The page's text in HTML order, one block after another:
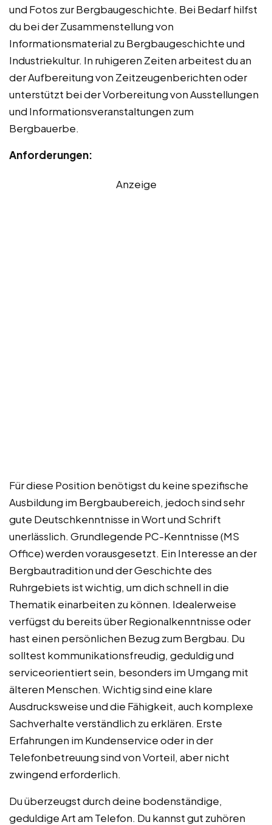
und Fotos zur Bergbaugeschichte. Bei Bedarf hilfst
du bei der Zusammenstellung von
Informationsmaterial zu Bergbaugeschichte und
Industriekultur. In ruhigeren Zeiten arbeitest du an
der Aufbereitung von Zeitzeugenberichten oder
unterstützt bei der Vorbereitung von Ausstellungen
und Informationsveranstaltungen zum
Bergbauerbe.
Anforderungen:
Anzeige
Für diese Position benötigst du keine spezifische
Ausbildung im Bergbaubereich, jedoch sind sehr
gute Deutschkenntnisse in Wort und Schrift
unerlässlich. Grundlegende PC-Kenntnisse (MS
Office) werden vorausgesetzt. Ein Interesse an der
Bergbautradition und der Geschichte des
Ruhrgebiets ist wichtig, um dich schnell in die
Thematik einarbeiten zu können. Idealerweise
verfügst du bereits über Regionalkenntnisse oder
hast einen persönlichen Bezug zum Bergbau. Du
solltest kommunikationsfreudig, geduldig und
serviceorientiert sein, besonders im Umgang mit
älteren Menschen. Wichtig sind eine klare
Ausdrucksweise und die Fähigkeit, auch komplexe
Sachverhalte verständlich zu erklären. Erste
Erfahrungen im Kundenservice oder in der
Telefonbetreuung sind von Vorteil, aber nicht
zwingend erforderlich.
Du überzeugst durch deine bodenständige,
geduldige Art am Telefon. Du kannst gut zuhören